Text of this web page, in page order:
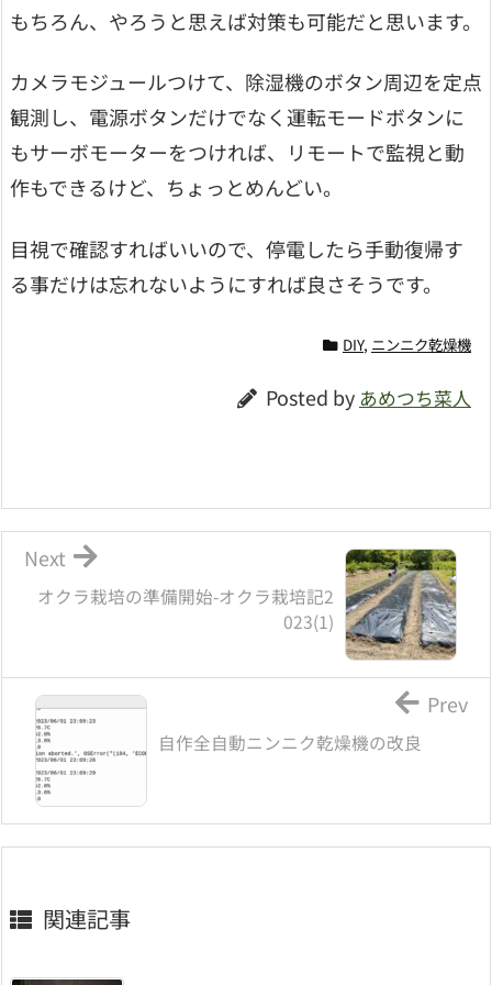
もちろん、やろうと思えば対策も可能だと思います。
カメラモジュールつけて、除湿機のボタン周辺を定点
観測し、電源ボタンだけでなく運転モードボタンに
もサーボモーターをつければ、リモートで監視と動
作もできるけど、ちょっとめんどい。
目視で確認すればいいので、停電したら手動復帰す
る事だけは忘れないようにすれば良さそうです。
DIY, ニンニク乾燥機
Posted by あめつち菜人
オクラ栽培の準備開始-オクラ栽培記2
023(1)
Next
自作全自動ニンニク乾燥機の改良
Prev
関連記事